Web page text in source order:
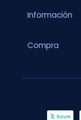
Información
Compra